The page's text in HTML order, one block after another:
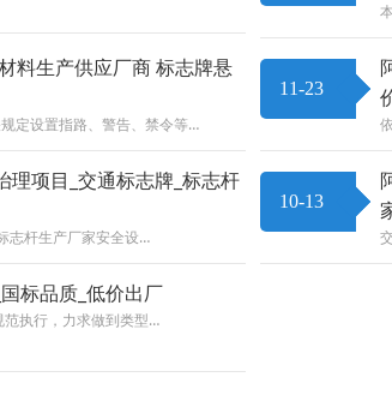
料生产供应厂商 标志牌悬
定设置指路、警告、禁令等…
11-23
项目_交通标志牌_标志杆
志杆生产厂家安全设…
10-13
标品质_低价出厂
范执行，力求做到类型…